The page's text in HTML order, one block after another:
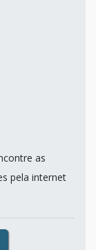
as
pela internet